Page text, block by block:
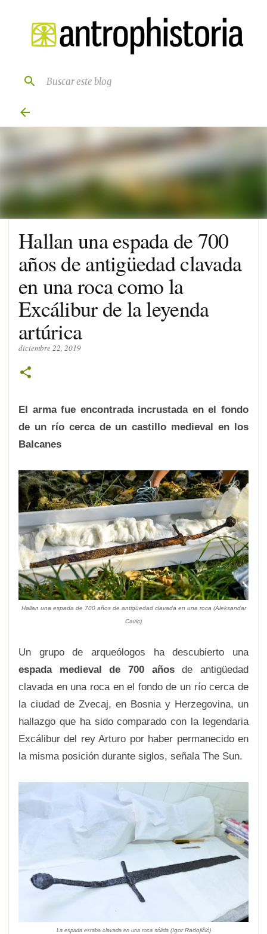
Ir al contenido principal
Hallan una espada de 700
años de antigüedad clavada
en una roca como la
Excálibur de la leyenda
artúrica
diciembre 22, 2019
El arma fue encontrada incrustada en el fondo
de un río cerca de un castillo medieval en los
Balcanes
Hallan una espada de 700 años de antigüedad clavada en una roca (Aleksandar
Cavic)
Un grupo de arqueólogos ha descubierto una
espada medieval de 700 añosde antigüedad
clavada en una roca en el fondo de un río cerca de
la ciudad de Zvecaj, en Bosnia y Herzegovina, un
hallazgo que ha sido comparado con la legendaria
Excálibur del rey Arturo por haber permanecido en
la misma posición durante siglos, señala The Sun.
La espada estaba clavada en una roca sólida (Igor Radojičić)